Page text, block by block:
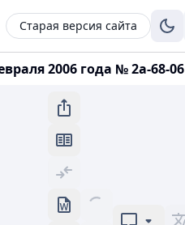
Старая версия сайта
2006 года № 2а-68-06